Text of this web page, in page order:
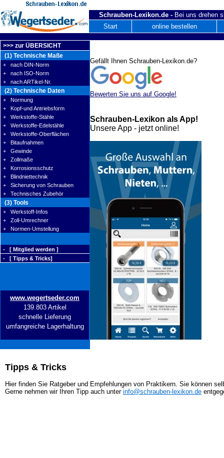
Schrauben-Lexikon.de - Bei uns drehen
Start
online bestellen
>>> zur ÜBERSICHT
(1) Technische Maße
+ nach DIN-Norm
+ nach ISO-Norm
+ nach ARTikel-Nr.
(2) Technische Daten
+ Normung
+ Kopf-und Antriebsform
+ Werkstoffe-Stähle
+ Werkstoffe-Edelstähle
+ Werkstoffe-Oberflächen
+ Bitaufnahmen
+ Gewinde
+ Zollmaße
+ Korrosionsschutz
+ Blindniettechnik
+ Sicherung von Schrauben
+ Technisches Zubehör
(3) Tools
+ Werkstoff-Infos
+ Zoll-Umrechner
+ Normen-Umstellung
- [ Mitglied werden ]
- [ Tipps & Tricks]
www.wegertseder.com
139.803 Artikel
schnelle Lieferung
umfangreiche Lagerhaltung
Tipps & Tricks
Hier finden Sie Ratgeber und Empfehlungen von Praktikern. Sie können
Gerne nehmen wir Ihren Tipp auch unter info@schrauben-lexikon.de
Gefällt Ihnen Schrauben-Lexikon.de?
Bewerten Sie uns auf Google!
Schrauben-Lexikon als App!
Unsere App - jetzt online!